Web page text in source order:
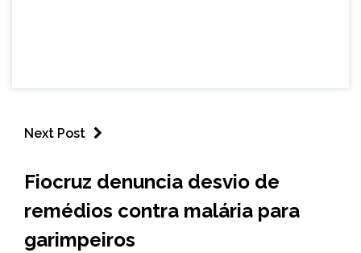
Next Post
NOTÍCIAS
Fiocruz denuncia desvio de
remédios contra malária para
garimpeiros